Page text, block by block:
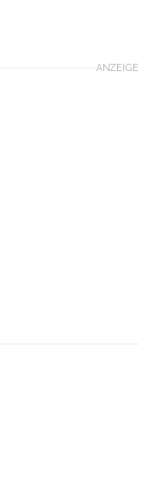
ANZEIGE